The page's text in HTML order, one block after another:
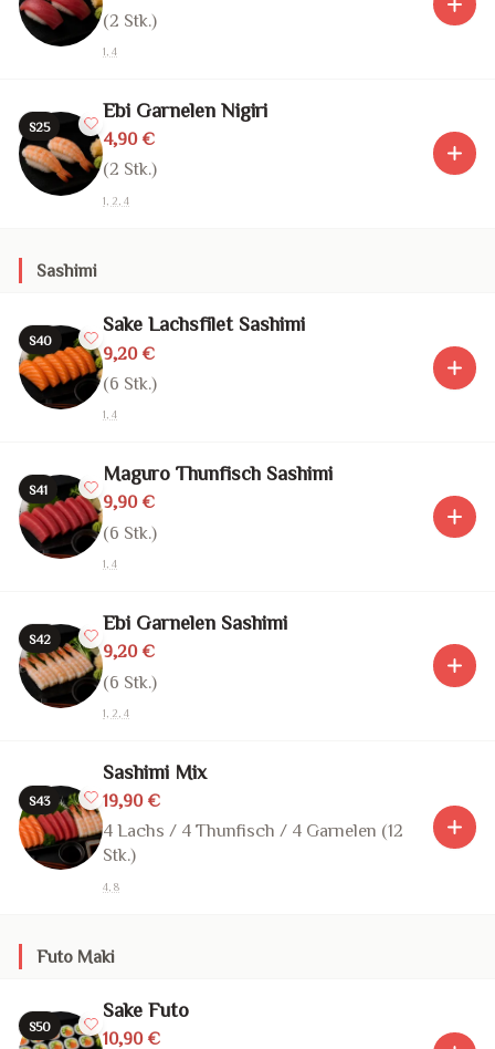
(2 Stk.)
1, 4
S25
Ebi Garnelen Nigiri
4,90 €
(2 Stk.)
1, 2, 4
Sashimi
S40
Sake Lachsfilet Sashimi
9,20 €
(6 Stk.)
1, 4
S41
Maguro Thunfisch Sashimi
9,90 €
(6 Stk.)
1, 4
S42
Ebi Garnelen Sashimi
9,20 €
(6 Stk.)
1, 2, 4
S43
Sashimi Mix
19,90 €
4 Lachs / 4 Thunfisch / 4 Garnelen (12
Stk.)
4, 8
Futo Maki
S50
Sake Futo
10,90 €